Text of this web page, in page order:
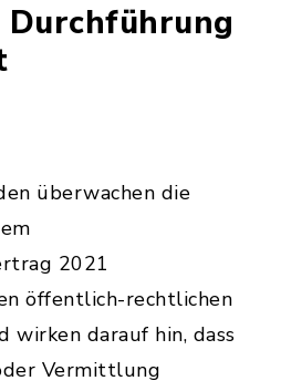
Durchführung
überwachen die
2021
öffentlich-rechtlichen
wirken darauf hin, dass
Vermittlung